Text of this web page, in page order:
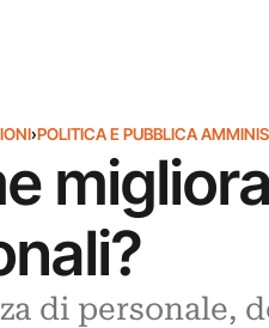
›POLITICA E PUBBLICA
di personale,